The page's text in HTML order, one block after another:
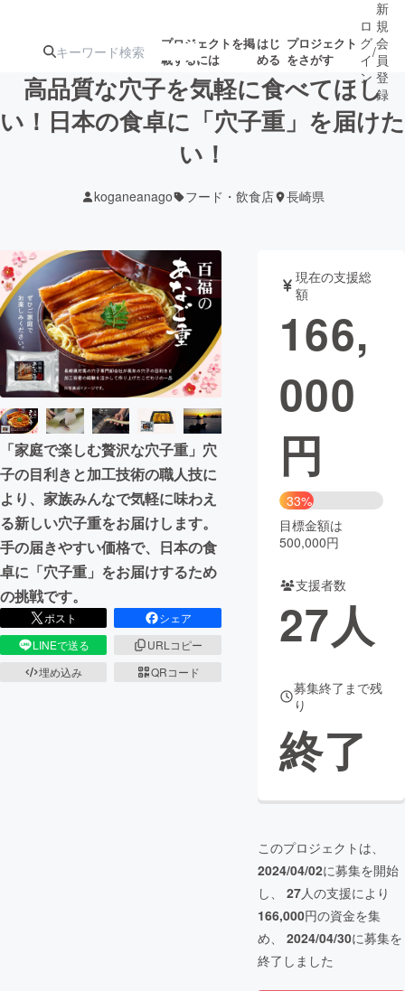
プロジェクトを掲
載するには
はじ
める
プロジェクト
をさがす
注目の新着プロ
テクノロジー・ガジェット
映像・映画 書籍・雑誌
ビジネス・起業 チャレンジ
まちづくり・地域活性化
CAMPFIRE for Social Good
CAMPFIRE Creation
CAMPFIREふるさと納税
コミュニティ
ロ
グ
イ
ン
/
新
規
会
員
登
録
高品質な穴子を気軽に食べてほし
い！日本の食卓に「穴子重」を届けた
い！
koganeanago フード・飲食店 長崎県
「家庭で楽しむ贅沢な穴子重」穴
子の目利きと加工技術の職人技に
より、家族みんなで気軽に味わえ
る新しい穴子重をお届けします。
手の届きやすい価格で、日本の食
卓に「穴子重」をお届けするため
の挑戦です。
ポスト
シェア
LINEで送る
URLコピー
埋め込み
QRコード
現在の支援総
額
166,
000
円
33%
目標金額は
500,000円
支援者数
27人
募集終了まで残
り
終了
このプロジェクトは、
2024/04/02に募集を開始
し、 27人の支援により
166,000円の資金を集
め、 2024/04/30に募集を
終了しました